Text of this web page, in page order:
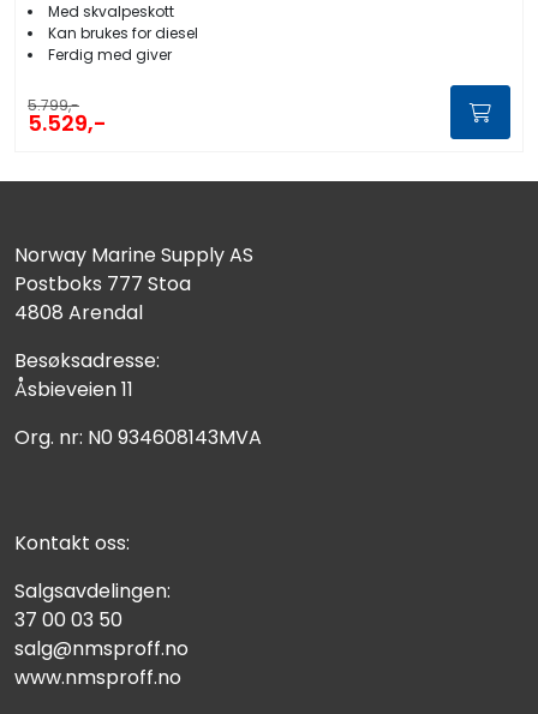
Med skvalpeskott
Kan brukes for diesel
Ferdig med giver
5.799,-
5.529,-
Norway Marine Supply AS
Postboks 777 Stoa
4808 Arendal
Besøksadresse:
Åsbieveien 11
Org. nr: N0 934608143MVA
Kontakt oss:
Salgsavdelingen:
37 00 03 50
salg@nmsproff.no
www.nmsproff.no